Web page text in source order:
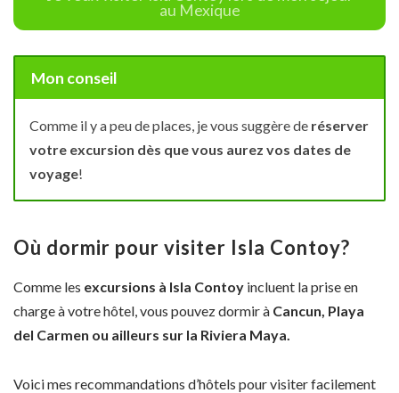
au Mexique
Mon conseil
Comme il y a peu de places, je vous suggère de réserver
votre excursion dès que vous aurez vos dates de
voyage!
Où dormir pour visiter Isla Contoy?
Comme les excursions à Isla Contoy incluent la prise en
charge à votre hôtel, vous pouvez dormir à Cancun, Playa
del Carmen ou ailleurs sur la Riviera Maya.
Voici mes recommandations d’hôtels pour visiter facilement